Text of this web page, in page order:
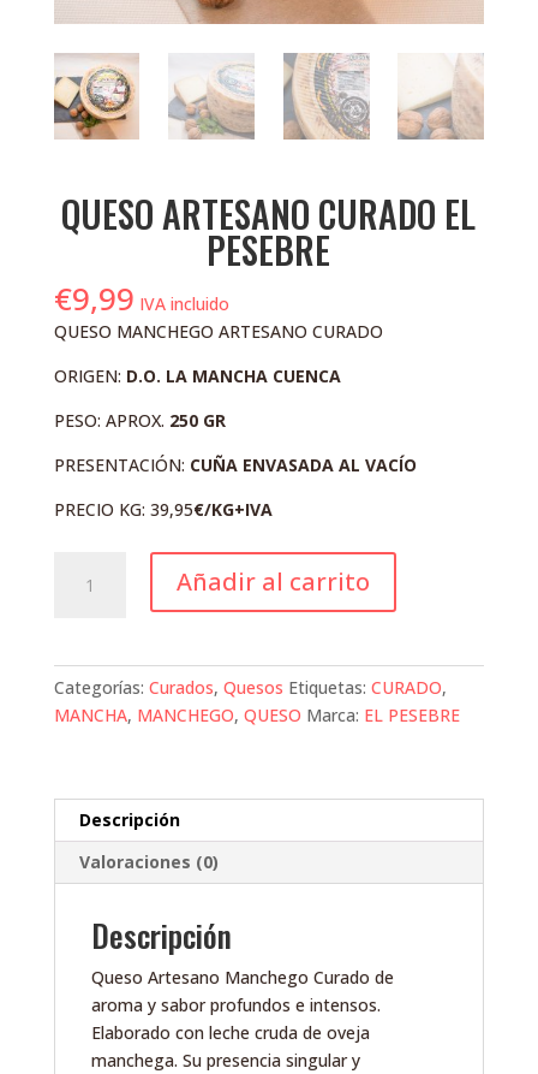
QUESO ARTESANO CURADO EL
PESEBRE
€9,99 IVA incluido
QUESO MANCHEGO ARTESANO CURADO
ORIGEN: D.O. LA MANCHA CUENCA
PESO: APROX. 250 GR
PRESENTACIÓN: CUÑA ENVASADA AL VACÍO
PRECIO KG: 39,95€/KG+IVA
ARTESANO
PESEBRE
cantidad
Añadir al carrito
Categorías: Curados, Quesos Etiquetas: CURADO,
MANCHA, MANCHEGO, QUESO Marca: EL PESEBRE
Descripción
Valoraciones (0)
Descripción
Queso Artesano Manchego Curado de
aroma y sabor profundos e intensos.
Elaborado con leche cruda de oveja
manchega. Su presencia singular y